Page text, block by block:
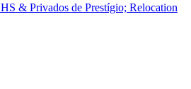
& Privados de Prestígio; Relocation